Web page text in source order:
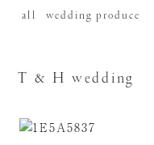
all wedding produce
T & H wedding